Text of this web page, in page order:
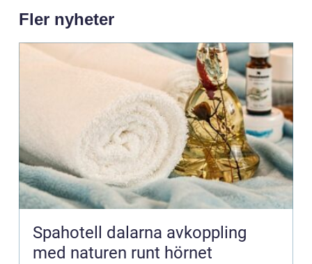
Fler nyheter
Spahotell dalarna avkoppling
med naturen runt hörnet